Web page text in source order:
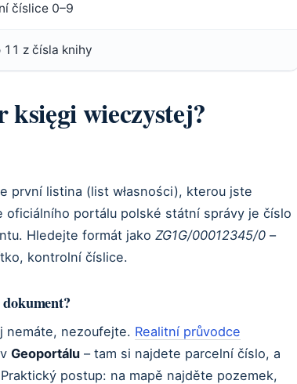
číslice 0–9
11 z čísla knihy
wieczystej?
první listina (list własności), kterou jste
portálu polské státní správy je číslo
Hledejte formát jako ZG1G/00012345/0 –
kontrolní číslice.
nemáte, nezoufejte. Realitní průvodce
Geoportálu – tam si najdete parcelní číslo, a
postup: na mapě najděte pozemek,